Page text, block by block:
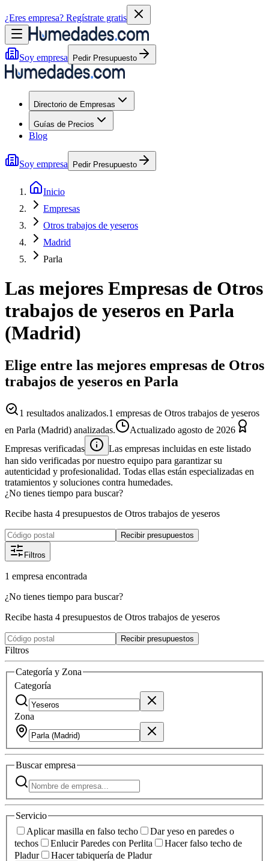
¿Eres empresa? Regístrate gratis
Soy empresa Pedir Presupuesto
Directorio de Empresas
Guías de Precios
Blog
Soy empresa Pedir Presupuesto
Inicio
Empresas
Otros trabajos de yeseros
Madrid
Parla
Las mejores Empresas de Otros
trabajos de yeseros en Parla
(Madrid)
Elige entre las mejores empresas de Otros
trabajos de yeseros en Parla
1 resultados analizados.1 empresas de Otros trabajos de yeseros
en Parla (Madrid) analizadas.
Actualizado agosto de 2026
Empresas verificadas
Las empresas incluidas en este listado
han sido verificadas por nuestro equipo para garantizar su
autenticidad y profesionalidad. Todas ellas están especializadas en
tratamientos y soluciones contra humedades.
¿No tienes tiempo para buscar?
Recibe hasta 4 presupuestos de Otros trabajos de yeseros
Recibir presupuestos
Filtros
1 empresa encontrada
¿No tienes tiempo para buscar?
Recibe hasta 4 presupuestos de Otros trabajos de yeseros
Recibir presupuestos
Filtros
Categoría y Zona
Categoría
Zona
Buscarempresa
Servicio
Aplicar masilla en falso techo
Dar yeso en paredes o
techos
Enlucir Paredes con Perlita
Hacer falso techo de
Pladur
Hacer tabiquería de Pladur